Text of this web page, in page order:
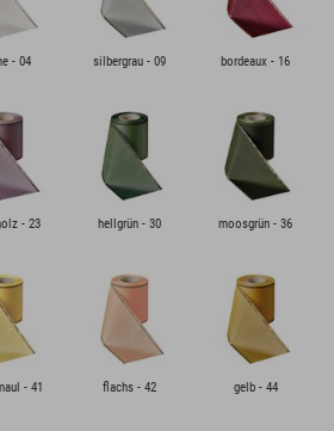
- 04 silbergrau - 09 bordeaux - 16
- 23 hellgrün - 30 moosgrün - 36
- 41 flachs - 42 gelb - 44